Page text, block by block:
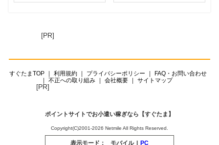
[PR]
すぐたまTOP 利用規約 プライバシーポリシー
FAQ・お問い合わせ
不正への取り組み
会社概要 サイトマップ
[PR]
ポイントサイトでお小遣い稼ぎなら【すぐたま】
Copyright(C)2001-2026 Netmile All Rights Reserved.
表示モード： モバイル | PC